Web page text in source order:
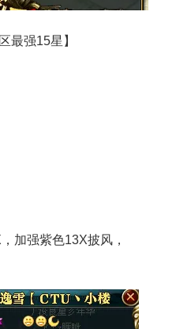
强15星】
强紫色13X披风，